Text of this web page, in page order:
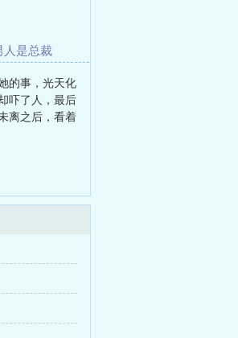
人是总裁
的事，光天化
吓了人，最后
离之后，看着